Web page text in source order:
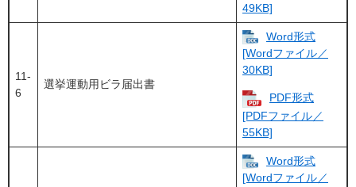
49KB]
11-
6
選挙運動用ビラ届出書
Word形式
[Wordファイル／
30KB]
PDF形式
[PDFファイル／
55KB]
Word形式
[Wordファイル／